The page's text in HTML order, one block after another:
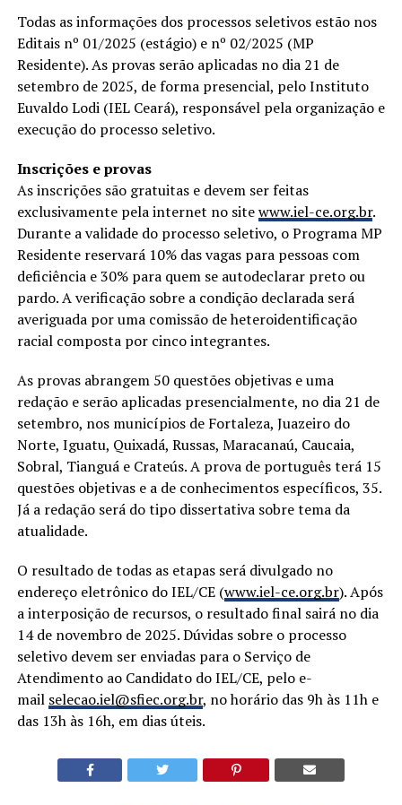
Todas as informações dos processos seletivos estão nos
Editais nº 01/2025 (estágio) e nº 02/2025 (MP
Residente). As provas serão aplicadas no dia 21 de
setembro de 2025, de forma presencial, pelo Instituto
Euvaldo Lodi (IEL Ceará), responsável pela organização e
execução do processo seletivo.
Inscrições e provas
As inscrições são gratuitas e devem ser feitas
exclusivamente pela internet no sitewww.iel-ce.org.br.
Durante a validade do processo seletivo, o Programa MP
Residente reservará 10% das vagas para pessoas com
deficiência e 30% para quem se autodeclarar preto ou
pardo. A verificação sobre a condição declarada será
averiguada por uma comissão de heteroidentificação
racial composta por cinco integrantes.
As provas abrangem 50 questões objetivas e uma
redação e serão aplicadas presencialmente, no dia 21 de
setembro, nos municípios de Fortaleza, Juazeiro do
Norte, Iguatu, Quixadá, Russas, Maracanaú, Caucaia,
Sobral, Tianguá e Crateús. A prova de português terá 15
questões objetivas e a de conhecimentos específicos, 35.
Já a redação será do tipo dissertativa sobre tema da
atualidade.
O resultado de todas as etapas será divulgado no
endereço eletrônico do IEL/CE (www.iel-ce.org.br). Após
a interposição de recursos, o resultado final sairá no dia
14 de novembro de 2025. Dúvidas sobre o processo
seletivo devem ser enviadas para o Serviço de
Atendimento ao Candidato do IEL/CE, pelo e-
mail selecao.iel@sfiec.org.br, no horário das 9h às 11h e
das 13h às 16h, em dias úteis.